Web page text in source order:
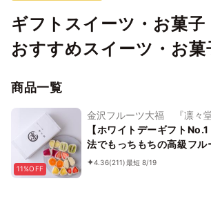
ギフトスイーツ・お菓子
おすすめスイーツ・お菓
商品一覧
11%OFF
金沢フルーツ大福 『凛々堂
【ホワイトデーギフト
法でもっちもちの高級フル
種】 新食感！と旬のフル
4.36(211)最短 8/19